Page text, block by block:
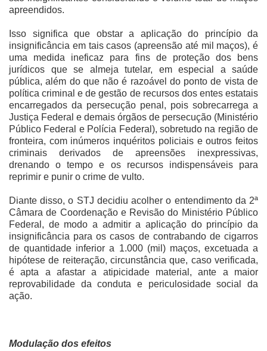
apreendidos.
Isso significa que obstar a aplicação do princípio da
insignificância em tais casos (apreensão até mil maços), é
uma medida ineficaz para fins de proteção dos bens
jurídicos que se almeja tutelar, em especial a saúde
pública, além do que não é razoável do ponto de vista de
política criminal e de gestão de recursos dos entes estatais
encarregados da persecução penal, pois sobrecarrega a
Justiça Federal e demais órgãos de persecução (Ministério
Público Federal e Polícia Federal), sobretudo na região de
fronteira, com inúmeros inquéritos policiais e outros feitos
criminais derivados de apreensões inexpressivas,
drenando o tempo e os recursos indispensáveis para
reprimir e punir o crime de vulto.
Diante disso, o STJ decidiu acolher o entendimento da 2ª
Câmara de Coordenação e Revisão do Ministério Público
Federal, de modo a admitir a aplicação do princípio da
insignificância para os casos de contrabando de cigarros
de quantidade inferior a 1.000 (mil) maços, excetuada a
hipótese de reiteração, circunstância que, caso verificada,
é apta a afastar a atipicidade material, ante a maior
reprovabilidade da conduta e periculosidade social da
ação.
Modulação dos efeitos